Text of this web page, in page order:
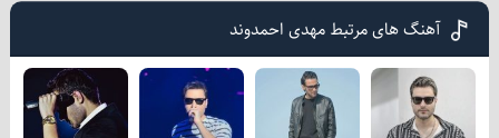
آهنگ های مرتبط مهدی احمدوند